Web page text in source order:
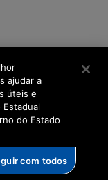
ajudar a
úteis e
do Estado
com todos